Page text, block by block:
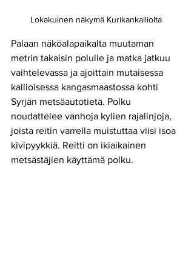
Lokakuinen näkymä Kurikankalliolta
Palaan näköalapaikalta muutaman
metrin takaisin polulle ja matka jatkuu
vaihtelevassa ja ajoittain mutaisessa
kallioisessa kangasmaastossa kohti
Syrjän metsäautotietä. Polku
noudattelee vanhoja kylien rajalinjoja,
joista reitin varrella muistuttaa viisi isoa
kivipyykkiä. Reitti on ikiaikainen
metsästäjien käyttämä polku.